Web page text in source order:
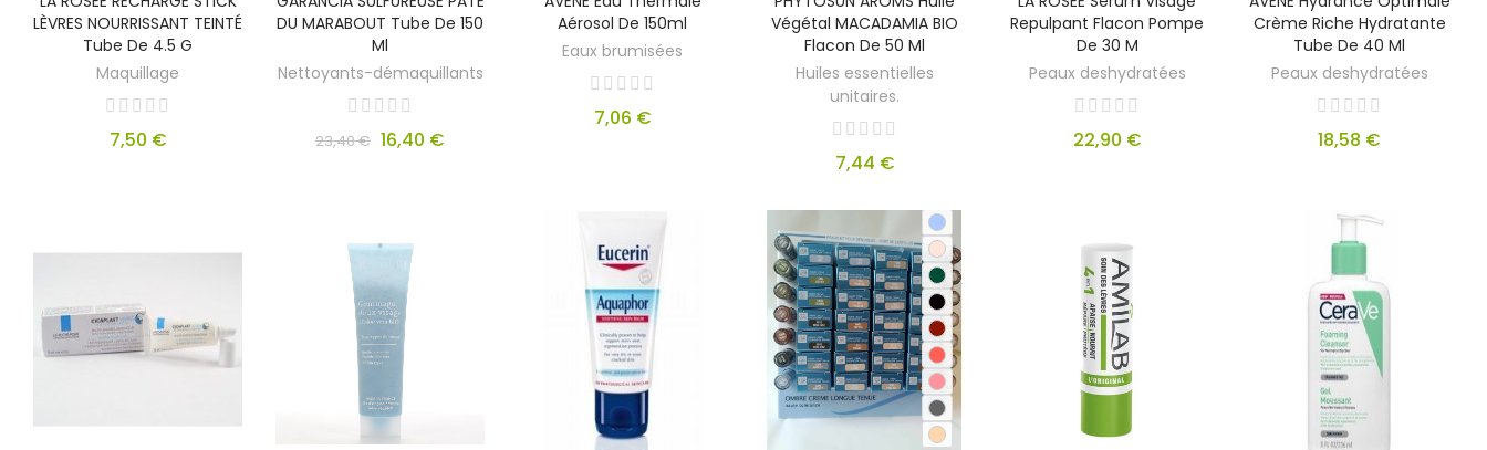
LÈVRES NOURRISSANT TEINTÉ
Tube De 4.5 G
Maquillage
7,50 €
DU MARABOUT Tube De 150
Ml
Nettoyants-démaquillants
23,40 € 16,40 €
Aérosol De 150ml
Eaux brumisées
7,06 €
Végétal MACADAMIA BIO
Flacon De 50 Ml
Huiles essentielles
unitaires.
7,44 €
Repulpant Flacon Pompe
De 30 M
Peaux deshydratées
22,90 €
Crème Riche Hydratante
Tube De 40 Ml
Peaux deshydratées
18,58 €